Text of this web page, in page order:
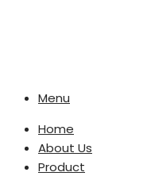
Menu
Home
About Us
Product